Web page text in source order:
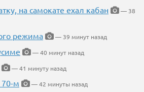
на самокате ехал кабан
— 38
режима
— 39 минут назад
— 40 минут назад
— 41 минуту назад
70-м — 42 минуты назад